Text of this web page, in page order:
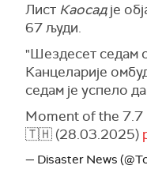
Лист Каосадје
67 људи.
"Шездесет седам
Канцеларије
седам је успело
Moment of the 7.7
🇹🇭 (28.03.2025)
— Disaster News